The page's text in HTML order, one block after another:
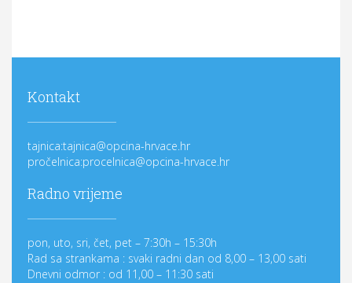
Kontakt
tajnica:tajnica@opcina-hrvace.hr
pročelnica:procelnica@opcina-hrvace.hr
Radno vrijeme
pon, uto, sri, čet, pet – 7:30h – 15:30h
Rad sa strankama : svaki radni dan od 8,00 – 13,00 sati
Dnevni odmor : od 11,00 – 11:30 sati